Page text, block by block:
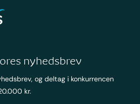
nyhedsbrev
og deltag i konkurrencen
kr.